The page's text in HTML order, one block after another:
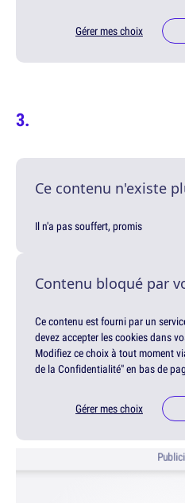
Gérer mes choix
Ce contenu n'existe
Il n'a pas souffert, promis
Contenu bloqué par
Ce contenu est fourni par un
devez accepter les cookies dans
Modifiez ce choix à tout moment
de la Confidentialité" en bas de
Gérer mes choix